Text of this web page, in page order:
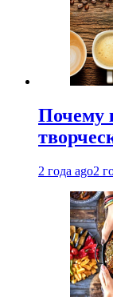
Почему
2 года ago2